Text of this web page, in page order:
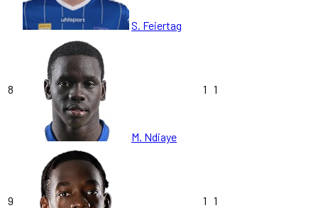
S. Feiertag
8
M. Ndiaye
1 1
9 1 1